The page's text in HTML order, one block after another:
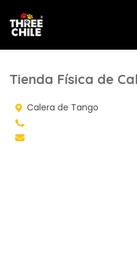
Tienda Física de
Calera de Tango